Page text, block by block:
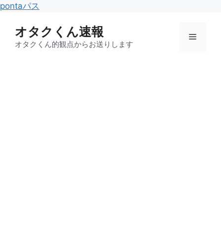
pontaパス
テ
ン
オタクくん速報
オタクくん的観点からお送りします
メ